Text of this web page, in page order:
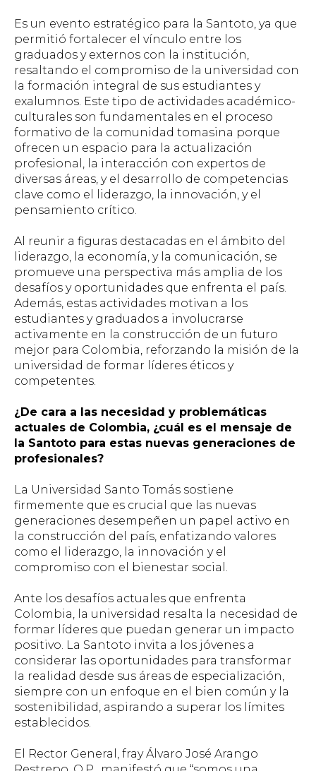
Es un evento estratégico para la Santoto, ya que
permitió fortalecer el vínculo entre los
graduados y externos con la institución,
resaltando el compromiso de la universidad con
la formación integral de sus estudiantes y
exalumnos. Este tipo de actividades académico-
culturales son fundamentales en el proceso
formativo de la comunidad tomasina porque
ofrecen un espacio para la actualización
profesional, la interacción con expertos de
diversas áreas, y el desarrollo de competencias
clave como el liderazgo, la innovación, y el
pensamiento crítico.
Al reunir a figuras destacadas en el ámbito del
liderazgo, la economía, y la comunicación, se
promueve una perspectiva más amplia de los
desafíos y oportunidades que enfrenta el país.
Además, estas actividades motivan a los
estudiantes y graduados a involucrarse
activamente en la construcción de un futuro
mejor para Colombia, reforzando la misión de la
universidad de formar líderes éticos y
competentes.
¿De cara a las necesidad y problemáticas
actuales de Colombia, ¿cuál es el mensaje de
la Santoto para estas nuevas generaciones de
profesionales?
La Universidad Santo Tomás sostiene
firmemente que es crucial que las nuevas
generaciones desempeñen un papel activo en
la construcción del país, enfatizando valores
como el liderazgo, la innovación y el
compromiso con el bienestar social.
Ante los desafíos actuales que enfrenta
Colombia, la universidad resalta la necesidad de
formar líderes que puedan generar un impacto
positivo. La Santoto invita a los jóvenes a
considerar las oportunidades para transformar
la realidad desde sus áreas de especialización,
siempre con un enfoque en el bien común y la
sostenibilidad, aspirando a superar los límites
establecidos.
El Rector General, fray Álvaro José Arango